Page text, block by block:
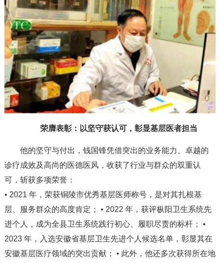
荣膺表彰：以坚守获认可，彰显基层医者担当
他的坚守与付出，钱国锋凭借突出的业务能力、卓越的
诊疗成效及高尚的医德医风，收获了行业与群众的双重认
可，斩获多项荣誉：
• 2021 年，荣获铜陵市优秀基层医师称号，是对其扎根基
层、服务群众的高度肯定； • 2022 年，获评枞阳卫生系统先
进个人，成为全县卫生系统践行初心、履职尽责的标杆； •
2023 年，入选安徽省基层卫生先进个人候选名单，彰显其在
安徽基层医疗领域的突出贡献； • 此外，他还多次获得所在地